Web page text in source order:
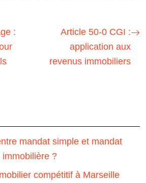
:
Article 50-0 CGI :
application aux
revenus immobiliers
mandat simple et mandat
?
compétitif à Marseille